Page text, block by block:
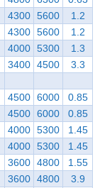
4300 5600
1.2
4300 5600
1.2
4000 5300
1.3
3400 4500 3.3
4500 6000
0.85
4500 6000
0.85
4000 5300
1.45
4000 5300
1.45
3600 4800
1.55
3600 4800 3.9